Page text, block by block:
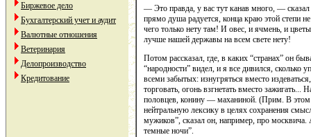
Биржевое дело
Бухгалтерский учет и аудит
Валютные отношения
Ветеринария
Делопроизводство
Кредитование
— Это правда, у вас тут канав много, —
прямо душа радуется, конца краю этой степи
чего только нету там! И овес, и ячмень, и
лучше нашей державы на всем свете нету!
Потом рассказал, где, в каких “странах” он
“народности” видел, и я все дивился, сколько
всеми забытых: изнугряться вместо
торговать, огонь взгнетать вместо
половцев, конину — маханиной. (Прим. В этом
нейтральную лексику в целях сохранения
мужиков”, сказал он, например, про
темные ночи”.